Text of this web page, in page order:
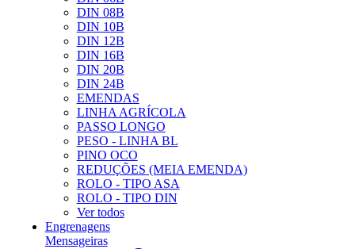
DIN 08B
DIN 10B
DIN 12B
DIN 16B
DIN 20B
DIN 24B
EMENDAS
LINHA AGRÍCOLA
PASSO LONGO
PESO - LINHA BL
PINO OCO
REDUÇÕES (MEIA EMENDA)
ROLO - TIPO ASA
ROLO - TIPO DIN
Ver todos
Engrenagens
Mensageiras